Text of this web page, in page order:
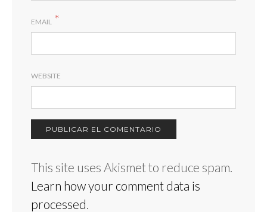
EMAIL *
WEBSITE
This site uses Akismet to reduce spam.
Learn how your comment data is
processed.